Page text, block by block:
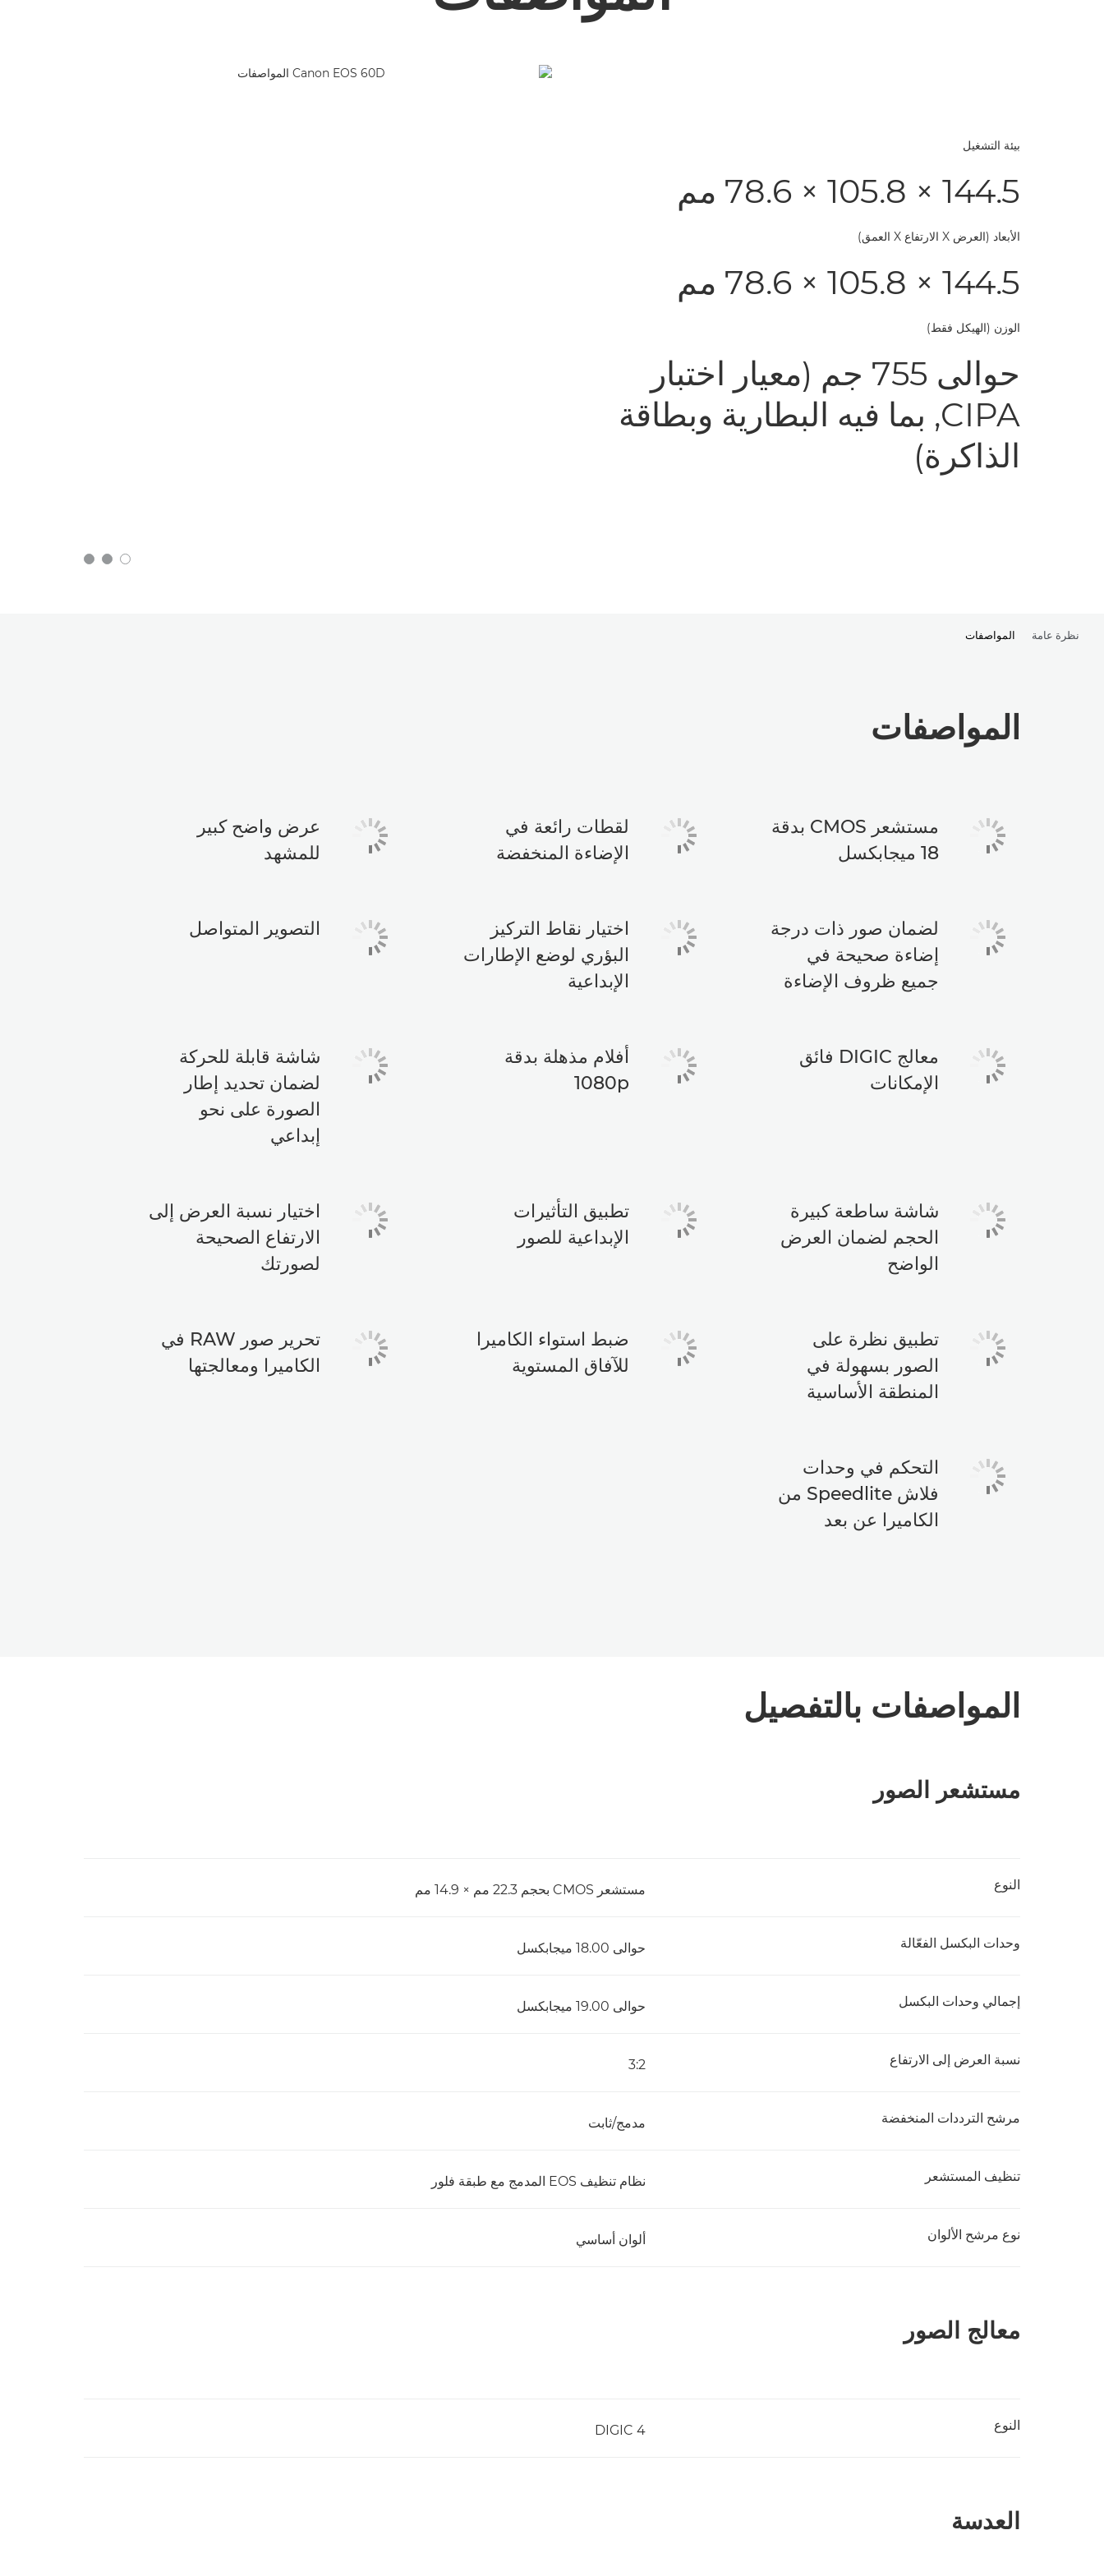
بيئة التشغيل
144.5 × 105.8 × 78.6 مم
الأبعاد (العرض X الارتفاع X العمق)
144.5 × 105.8 × 78.6 مم
الوزن (الهيكل فقط)
حوالى 755 جم (معيار اختبار
CIPA, بما فيه البطارية وبطاقة
الذاكرة)
نظرة عامة المواصفات
المواصفات
مستشعر CMOS بدقة
18 ميجابكسل
لقطات رائعة في
الإضاءة المنخفضة
عرض واضح كبير
للمشهد
لضمان صور ذات درجة
إضاءة صحيحة في
جميع ظروف الإضاءة
اختيار نقاط التركيز
البؤري لوضع الإطارات
الإبداعية
التصوير المتواصل
معالج DIGIC فائق
الإمكانات
أفلام مذهلة بدقة
1080p
شاشة قابلة للحركة
لضمان تحديد إطار
الصورة على نحو
إبداعي
شاشة ساطعة كبيرة
الحجم لضمان العرض
الواضح
تطبيق التأثيرات
الإبداعية للصور
اختيار نسبة العرض إلى
الارتفاع الصحيحة
لصورتك
تطبيق نظرة على
الصور بسهولة في
المنطقة الأساسية
ضبط استواء الكاميرا
للآفاق المستوية
تحرير صور RAW في
الكاميرا ومعالجتها
التحكم في وحدات
فلاش Speedlite من
الكاميرا عن بعد
المواصفات بالتفصيل
مستشعر الصور
النوع مستشعر CMOS بحجم 22.3 مم × 14.9 مم
وحدات البكسل الفعّالة حوالى 18.00 ميجابكسل
إجمالي وحدات البكسل حوالى 19.00 ميجابكسل
نسبة العرض إلى الارتفاع 3:2
مرشح الترددات المنخفضة مدمج/ثابت
تنظيف المستشعر نظام تنظيف EOS المدمج مع طبقة فلور
نوع مرشح الألوان ألوان أساسي
معالج الصور
النوع DIGIC 4
العدسة